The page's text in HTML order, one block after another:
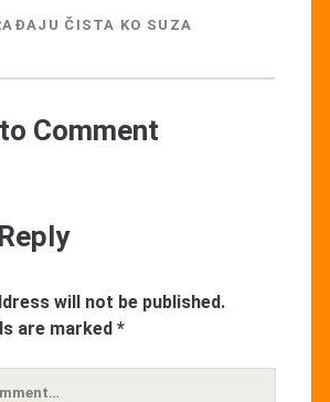
ČISTA KO SUZA
Comment
will not be published.
are marked *